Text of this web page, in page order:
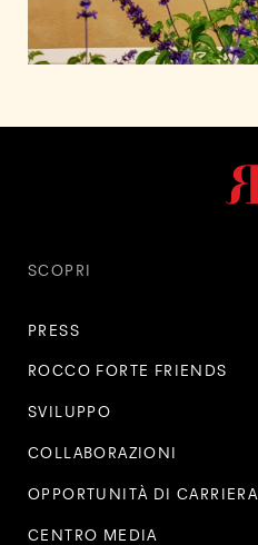
SCOPRI
PRESS
ROCCO FORTE FRIENDS
SVILUPPO
COLLABORAZIONI
OPPORTUNITÀ DI CARRIERA
CENTRO MEDIA